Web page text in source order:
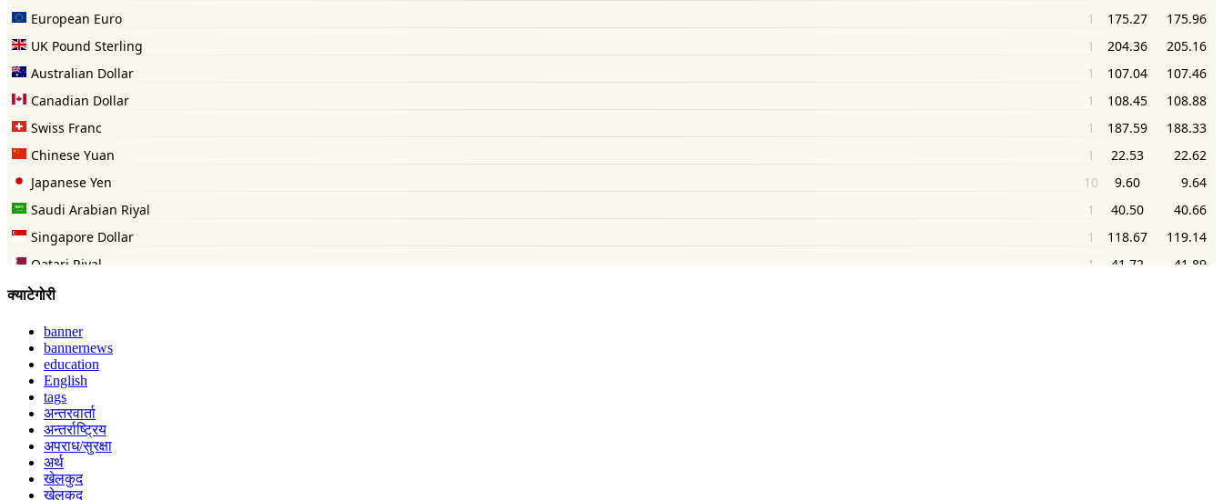
क्याटेगोरी
banner
bannernews
education
English
tags
अन्तरवार्ता
अन्तर्राष्ट्रिय
अपराध/सुरक्षा
अर्थ
खेलकुद
खेलकुद